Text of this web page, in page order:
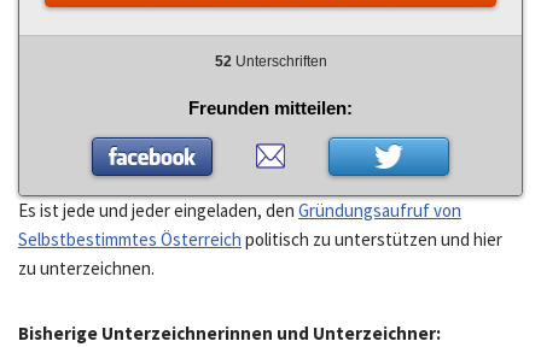
52 Unterschriften
Freunden mitteilen:
Es ist jede und jeder eingeladen, den Gründungsaufruf von
Selbstbestimmtes Österreich politisch zu unterstützen und hier
zu unterzeichnen.
Bisherige Unterzeichnerinnen und Unterzeichner: